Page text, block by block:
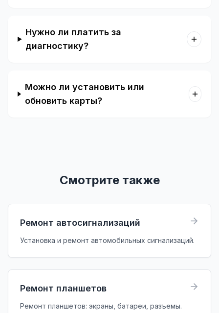
Нужно ли платить за
диагностику?
Можно ли установить или
обновить карты?
Смотрите также
Ремонт автосигнализаций
Установка и ремонт автомобильных сигнализаций.
Ремонт планшетов
Ремонт планшетов: экраны, батареи, разъемы.